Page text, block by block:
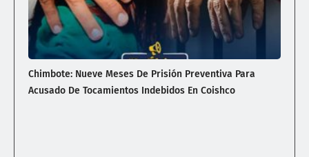
Chimbote: Nueve Meses De Prisión Preventiva Para
Acusado De Tocamientos Indebidos En Coishco